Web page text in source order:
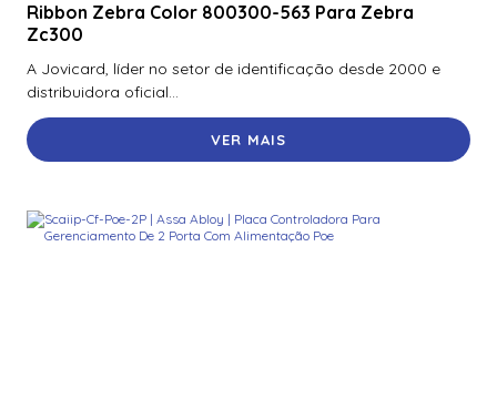
Ribbon Zebra Color 800300-563 Para Zebra
Zc300
A Jovicard, líder no setor de identificação desde 2000 e
distribuidora oficial...
VER MAIS